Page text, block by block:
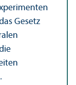
Gesetz